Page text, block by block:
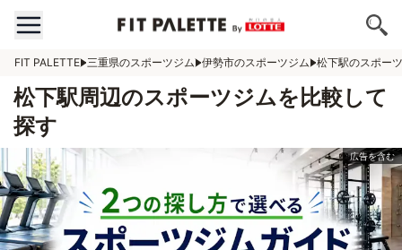
FIT PALETTE 三重県のスポーツジム 伊勢市のスポーツジム 松下駅のスポー
松下駅周辺のスポーツジムを比較して
探す